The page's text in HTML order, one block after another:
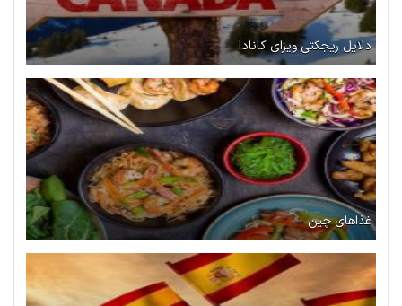
دلایل ریجکتی ویزای کانادا
غذاهای چین